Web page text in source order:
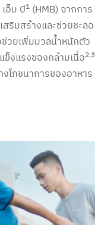
อ็ม บี1 (HMB) จากการ
ริมสร้างและช่วยชะลอ
วยเพิ่มมวลน้ำหนักตัว
ข็งแรงของกล้ามเนื้อ2,3
โภชนาการของอาหาร